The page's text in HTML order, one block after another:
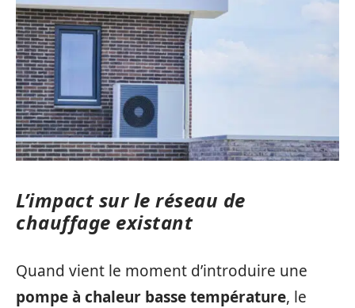
L’impact sur le réseau de
chauffage existant
Quand vient le moment d’introduire une
pompe à chaleur basse température, le